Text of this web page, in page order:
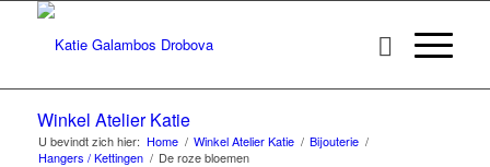
Winkel Atelier Katie
U bevindt zich hier: Home / Winkel Atelier Katie / Bijouterie /
Hangers / Kettingen / De roze bloemen